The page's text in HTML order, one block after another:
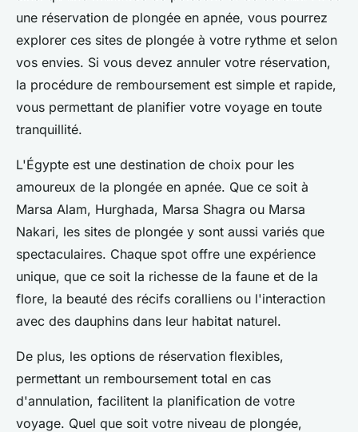
une réservation de plongée en apnée, vous pourrez
explorer ces sites de plongée à votre rythme et selon
vos envies. Si vous devez annuler votre réservation,
la procédure de remboursement est simple et rapide,
vous permettant de planifier votre voyage en toute
tranquillité.
L'Égypte est une destination de choix pour les
amoureux de la plongée en apnée. Que ce soit à
Marsa Alam, Hurghada, Marsa Shagra ou Marsa
Nakari, les sites de plongée y sont aussi variés que
spectaculaires. Chaque spot offre une expérience
unique, que ce soit la richesse de la faune et de la
flore, la beauté des récifs coralliens ou l'interaction
avec des dauphins dans leur habitat naturel.
De plus, les options de réservation flexibles,
permettant un remboursement total en cas
d'annulation, facilitent la planification de votre
voyage. Quel que soit votre niveau de plongée,